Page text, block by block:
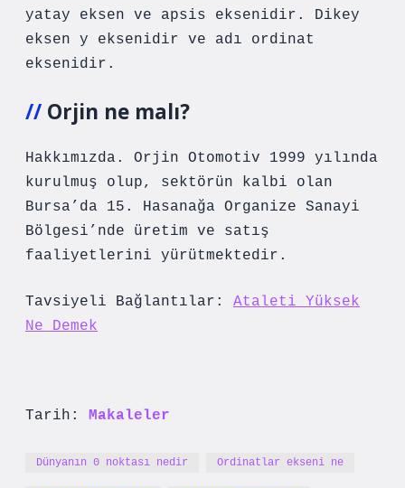
yatay eksen ve apsis eksenidir. Dikey
eksen y eksenidir ve adı ordinat
eksenidir.
Orjin ne malı?
Hakkımızda. Orjin Otomotiv 1999 yılında
kurulmuş olup, sektörün kalbi olan
Bursa’da 15. Hasanağa Organize Sanayi
Bölgesi’nde üretim ve satış
faaliyetlerini yürütmektedir.
Tavsiyeli Bağlantılar: Ataleti Yüksek
Ne Demek
Tarih: Makaleler
Dünyanın 0 noktası nedir Ordinatlar ekseni ne